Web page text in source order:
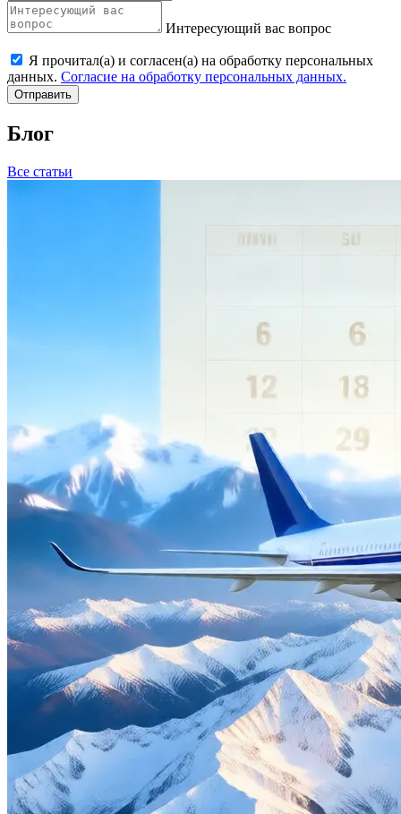
Интересующий вас вопрос
Я прочитал(а) и согласен(а) на обработку персональных
данных. Согласие на обработку персональных данных.
Отправить
Блог
Все статьи